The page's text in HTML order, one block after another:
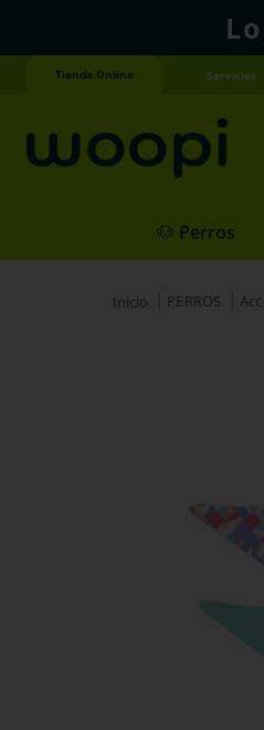
Tienda Online Servicios
🐶 Perros
PERROS